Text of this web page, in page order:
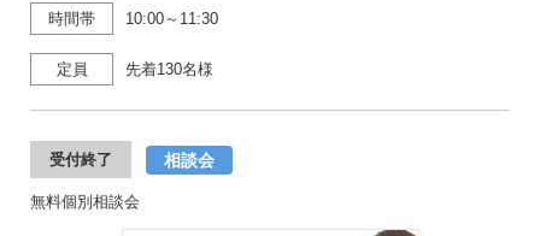
時間帯 10:00～11:30
定員 先着130名様
受付終了 相談会
無料個別相談会